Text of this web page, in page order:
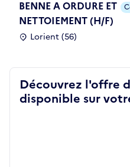
BENNE A ORDURE ET
NETTOIEMENT (H/F)
Lorient (56)
Découvrez l'offre
disponible sur